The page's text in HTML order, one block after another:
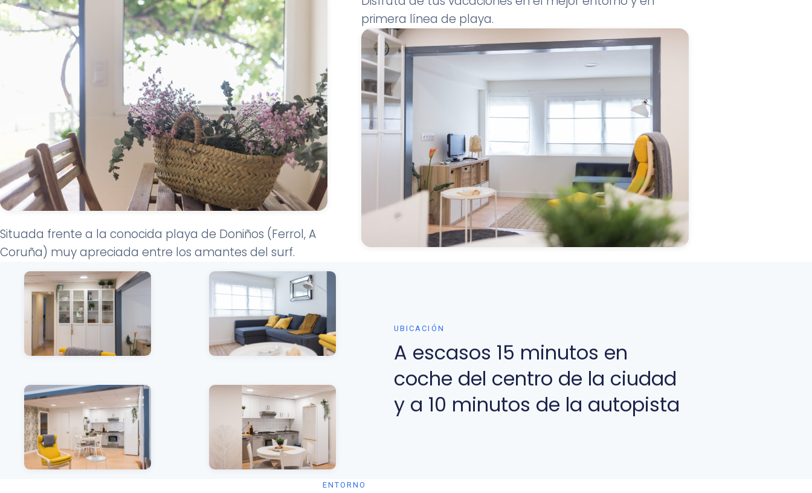
Situada frente a la conocida playa de Doniños (Ferrol, A
Coruña) muy apreciada entre los amantes del surf.
primera línea de playa.
UBICACIÓN
A escasos 15 minutos en
coche del centro de la ciudad
y a 10 minutos de la autopista
ENTORNO